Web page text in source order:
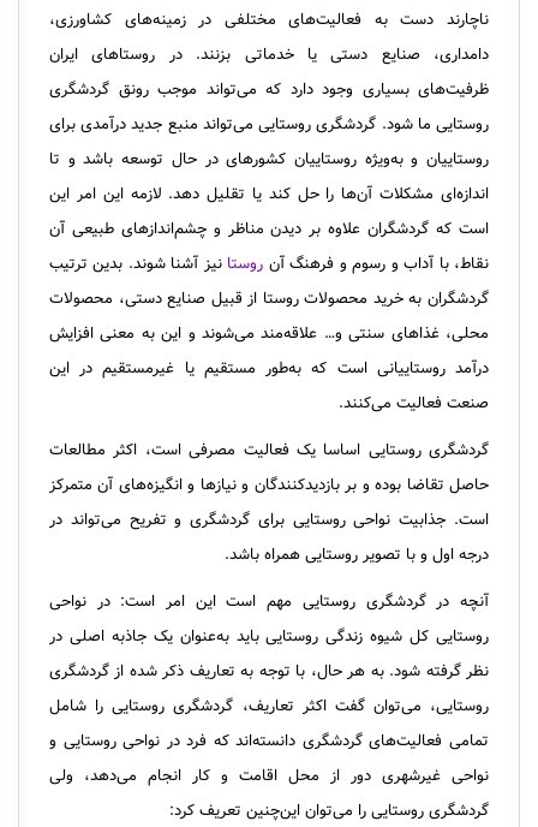
ناچارند دست به فعالیت‌های مختلفی در زمینه‌های کشاورزی،
دامداری، صنایع دستی یا خدماتی بزنند. در روستاهای ایران
ظرفیت‌های بسیاری وجود دارد که می‌تواند موجب رونق گردشگری
روستایی ما شود. گردشگری روستایی می‌تواند منبع جدید درآمدی برای
روستاییان و به‌ویژه روستاییان کشورهای در حال توسعه باشد و تا
اندازه‌ای مشکلات آن‌ها را حل کند یا تقلیل دهد. لازمه این امر این
است که گردشگران علاوه بر دیدن مناظر و چشم‌اندازهای طبیعی آن
نقاط، با آداب و رسوم و فرهنگ آن روستا نیز آشنا شوند. بدین ترتیب
گردشگران به خرید محصولات روستا از قبیل صنایع دستی، محصولات
محلی، غذاهای سنتی و… علاقه‌مند می‌شوند و این به معنی افزایش
درآمد روستاییانی است که به‌طور مستقیم یا غیرمستقیم در این
صنعت فعالیت می‌کنند.
گردشگری روستایی اساسا یک فعالیت مصرفی است، اکثر مطالعات
حاصل تقاضا بوده و بر بازدیدکنندگان و نیازها و انگیزه‌های آن متمرکز
است. جذابیت نواحی روستایی برای گردشگری و تفریح می‌تواند در
درجه اول و با تصویر روستایی همراه باشد.
آنچه در گردشگری روستایی مهم است این امر است: در نواحی
روستایی کل شیوه زندگی روستایی باید به‌عنوان یک جاذبه‌ اصلی در
نظر گرفته شود. به هر حال، با توجه به تعاریف ذکر شده از گردشگری
روستایی، می‌توان گفت اکثر تعاریف، گردشگری روستایی را شامل
تمامی فعالیت‌های گردشگری دانسته‌اند که فرد در نواحی روستایی و
نواحی غیرشهری دور از محل اقامت و کار انجام می‌دهد، ولی
گردشگری روستایی را می‌توان این‌چنین تعریف کرد: